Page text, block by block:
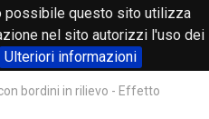
questo sito utilizza
nel sito autorizzi l'uso dei
Ulteriori informazioni
0
bordini in rilievo - Effetto